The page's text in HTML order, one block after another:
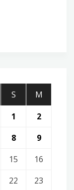
S
M
1
2
8
9
15
16
22
23